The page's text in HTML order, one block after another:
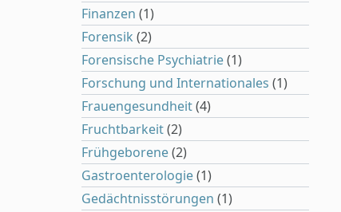
Finanzen (1)
Forensik (2)
Forensische Psychiatrie(1)
Forschung und Internationales (1)
Frauengesundheit(4)
Fruchtbarkeit(2)
Frühgeborene(2)
Gastroenterologie(1)
Gedächtnisstörungen (1)